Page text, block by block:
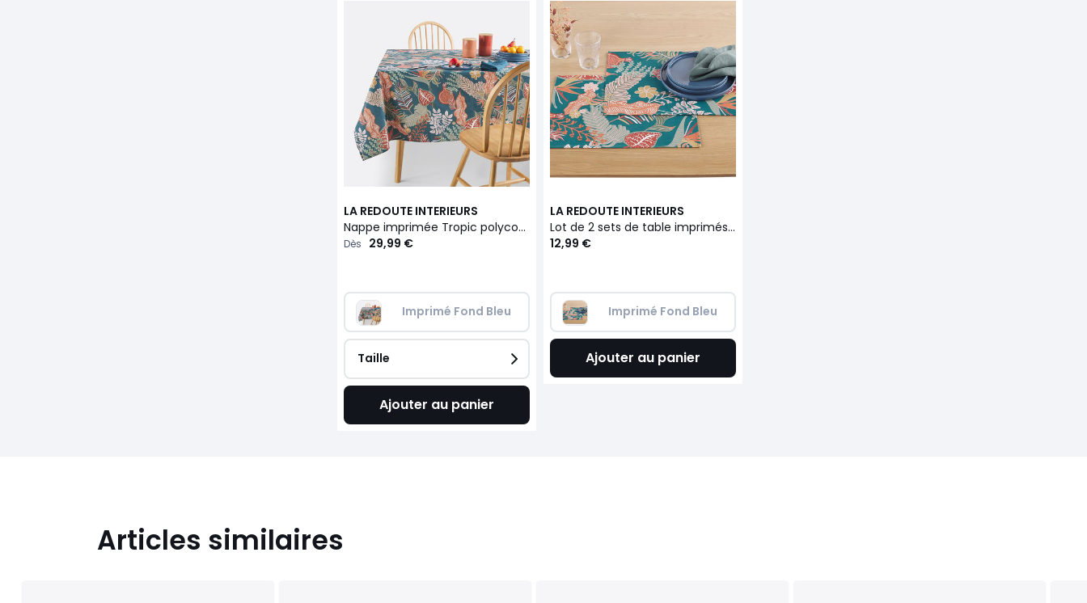
LA REDOUTE INTERIEURS
Nappe imprimée Tropic polycoton antitaches
Dès 29,99 €
Imprimé Fond Bleu
Taille
Ajouter au panier
LA REDOUTE INTERIEURS
Lot de 2 sets de table imprimés anti tache Tropic
12,99 €
Imprimé Fond Bleu
Ajouter au panier
Articles similaires